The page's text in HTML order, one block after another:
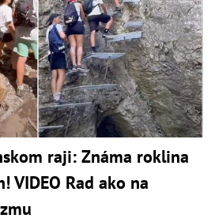
raji: Známa roklina
VIDEO Rad ako na